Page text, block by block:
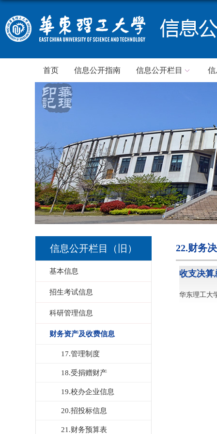
首页 信息公开指南 信息公开栏目 信
信息公开栏目（旧）
基本信息
招生考试信息
科研管理信息
财务资产及收费信息
17.管理制度
18.受捐赠财产
19.校办企业信息
20.招投标信息
21.财务预算表
22.财务
收支决算
华东理工大